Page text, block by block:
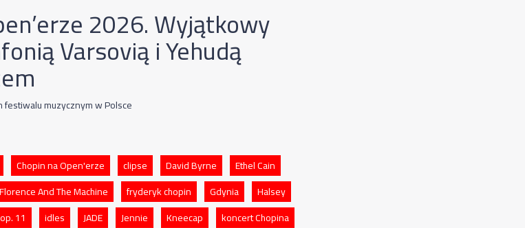
2026. Wyjątkowy
Varsovią i Yehudą
muzycznym w Polsce
Chopin na Open'erze clipse David Byrne
Ethel Cain
Florence And The Machine fryderyk chopin Gdynia
Halsey
11
idles JADE Jennie Kneecap
koncert Chopina